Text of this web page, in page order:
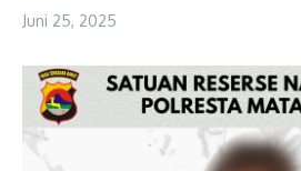
Juni 25, 2025